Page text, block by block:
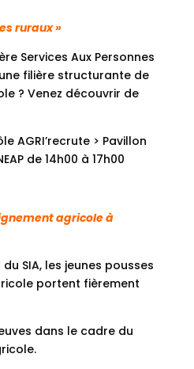
ruraux »
Services Aux Personnes
filière structurante de
? Venez découvrir de
AGRI’recrute > Pavillon
de 14h00 à 17h00
agricole à
SIA, les jeunes pousses
portent fièrement
dans le cadre du